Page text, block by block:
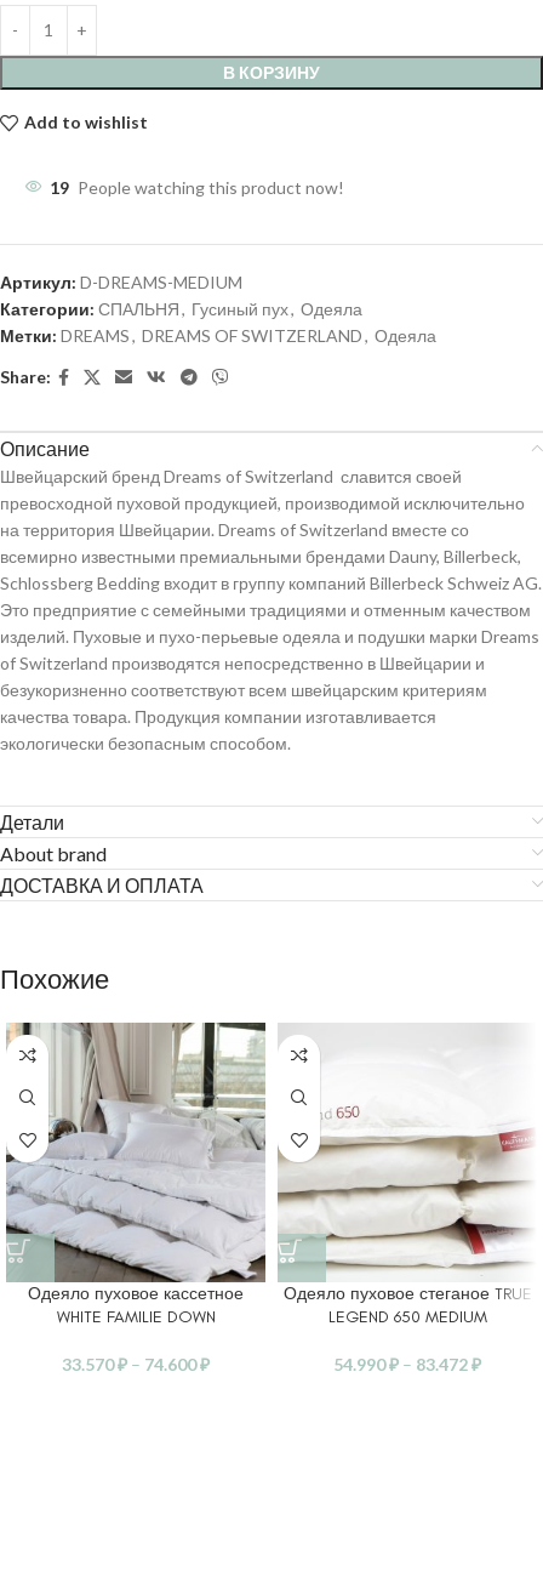
В КОРЗИНУ
Add to wishlist
19 People watching this product now!
Артикул: D-DREAMS-MEDIUM
Категории: СПАЛЬНЯ, Гусиный пух, Одеяла
Метки: DREAMS, DREAMS OF SWITZERLAND, Одеяла
Share:
Описание
Швейцарский бренд Dreams of Switzerland славится своей
превосходной пуховой продукцией, производимой исключительно
на территория Швейцарии. Dreams of Switzerland вместе со
всемирно известными премиальными брендами Dauny, Billerbeck,
Schlossberg Bedding входит в группу компаний Billerbeck Schweiz AG.
Это предприятие с семейными традициями и отменным качеством
изделий. Пуховые и пухо-перьевые одеяла и подушки марки Dreams
of Switzerland производятся непосредственно в Швейцарии и
безукоризненно соответствуют всем швейцарским критериям
качества товара. Продукция компании изготавливается
экологически безопасным способом.
Детали
About brand
ДОСТАВКА И ОПЛАТА
Похожие
Одеяло пуховое кассетное
WHITE FAMILIE DOWN
33.570₽ – 74.600₽
Одеяло пуховое стеганое TRUE
LEGEND 650 MEDIUM
54.990₽ – 83.472₽